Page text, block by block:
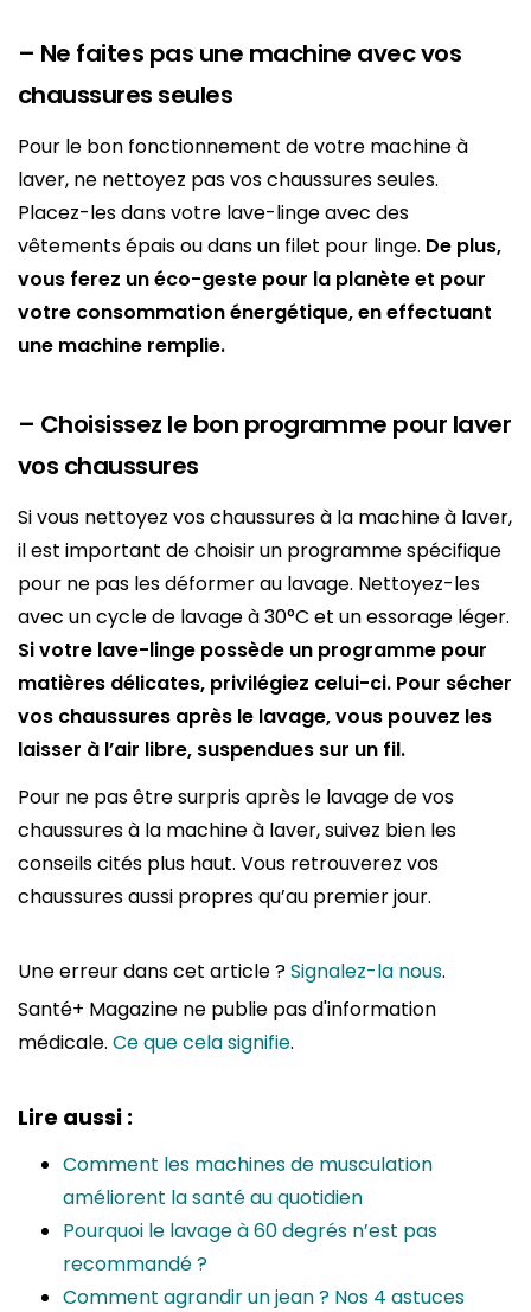
– Ne faites pas une machine avec vos
chaussures seules
Pour le bon fonctionnement de votre machine à
laver, ne nettoyez pas vos chaussures seules.
Placez-les dans votre lave-linge avec des
vêtements épais ou dans un filet pour linge. De plus,
vous ferez un éco-geste pour la planète et pour
votre consommation énergétique, en effectuant
une machine remplie.
– Choisissez le bon programme pour laver
vos chaussures
Si vous nettoyez vos chaussures à la machine à laver,
il est important de choisir un programme spécifique
pour ne pas les déformer au lavage. Nettoyez-les
avec un cycle de lavage à 30°C et un essorage léger.
Si votre lave-linge possède un programme pour
matières délicates, privilégiez celui-ci. Pour sécher
vos chaussures après le lavage, vous pouvez les
laisser à l’air libre, suspendues sur un fil.
Pour ne pas être surpris après le lavage de vos
chaussures à la machine à laver, suivez bien les
conseils cités plus haut. Vous retrouverez vos
chaussures aussi propres qu’au premier jour.
Une erreur dans cet article ?Signalez-la nous.
Santé+ Magazine ne publie pas d'information
médicale. Ce que cela signifie.
Lire aussi :
Comment les machines de musculation
améliorent la santé au quotidien
Pourquoi le lavage à 60 degrés n’est pas
recommandé ?
Comment agrandir un jean ? Nos 4 astuces